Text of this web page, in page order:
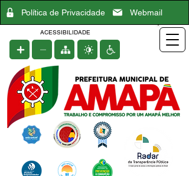
Política de Privacidade Webmail
ACESSIBILIDADE